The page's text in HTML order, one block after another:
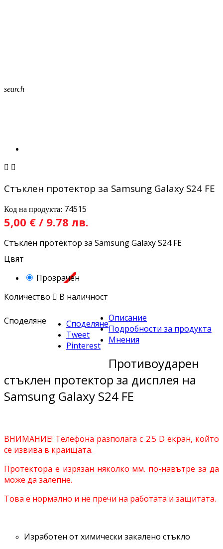
search
 
Стъклен протектор за Samsung Galaxy S24 FE
Код на продукта: 74515
5,00 € / 9.78 лв.
Стъклен протектор за Samsung Galaxy S24 FE
Цвят
Прозрачен
Количество  В наличност
Споделяне
Споделяне
Tweet
Pinterest
Описание
Подробности за продукта
Мнения
Противоударен
стъклен протектор за дисплея на
Samsung Galaxy S24 FE
ВНИМАНИЕ! Телефона разполага с 2.5 D екран, който
се извива в краищата.
Протектора е изрязан няколко мм. по-навътре за да
може да залепне.
Това е нормално и не пречи на работата и защитата.
Изработен от химически закалено стъкло